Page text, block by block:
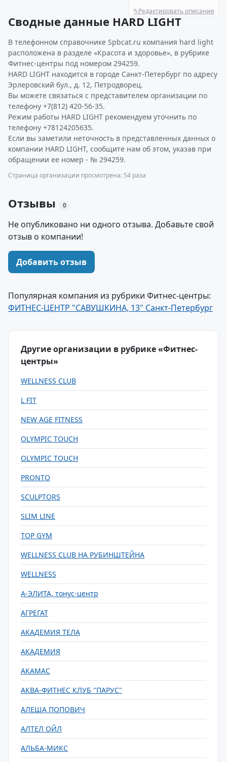
✎Редактировать описание
Сводные данные HARD LIGHT
В телефонном справочнике Spbcat.ru компания hard light
расположена в разделе «Красота и здоровье», в рубрике
Фитнес-центры под номером 294259.
HARD LIGHT находится в городе Санкт-Петербург по адресу
Эрлеровский бул., д. 12, Петродворец.
Вы можете связаться с представителем организации по
телефону +7(812) 420-56-35.
Режим работы HARD LIGHT рекомендуем уточнить по
телефону +78124205635.
Если вы заметили неточность в представленных данных о
компании HARD LIGHT, сообщите нам об этом, указав при
обращении ее номер - № 294259.
Страница организации просмотрена: 54 раза
Отзывы 0
Не опубликовано ни одного отзыва. Добавьте свой
отзыв о компании!
Добавить отзыв
Популярная компания из рубрики Фитнес-центры:
ФИТНЕС-ЦЕНТР "САВУШКИНА, 13" Санкт-Петербург
Другие организации в рубрике «Фитнес-
центры»
WELLNESS CLUB
L FIT
NEW AGE FITNESS
OLYMPIC TOUCH
OLYMPIC TOUCH
PRONTO
SCULPTORS
SLIM LINE
TOP GYM
WELLNESS CLUB НА РУБИНШТЕЙНА
WELLNESS
А-ЭЛИТА, тонус-центр
АГРЕГАТ
АКАДЕМИЯ ТЕЛА
АКАДЕМИЯ
АКАМАС
АКВА-ФИТНЕС КЛУБ "ПАРУС"
АЛЕША ПОПОВИЧ
АЛТЕЛ ОЙЛ
АЛЬБА-МИКС